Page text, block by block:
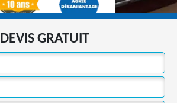
DEVIS GRATUIT